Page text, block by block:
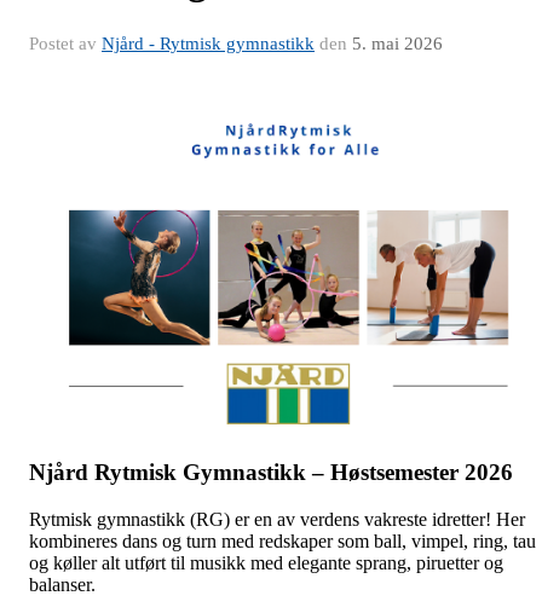
Postet av Njård - Rytmisk gymnastikk den 5. mai 2026
Njård Rytmisk Gymnastikk – Høstsemester 2026
Rytmisk gymnastikk (RG) er en av verdens vakreste idretter! Her
kombineres dans og turn med redskaper som ball, vimpel, ring, tau
og køller alt utført til musikk med elegante sprang, piruetter og
balanser.